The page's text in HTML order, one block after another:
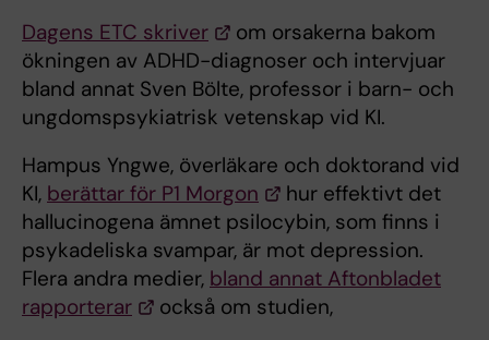
Dagens ETC skriver
om orsakerna bakom
ökningen av ADHD-diagnoser och intervjuar
bland annat Sven Bölte, professor i barn- och
ungdomspsykiatrisk vetenskap vid KI.
Hampus Yngwe, överläkare och doktorand vid
KI, berättar för P1 Morgon
hur effektivt det
hallucinogena ämnet psilocybin, som finns i
psykadeliska svampar, är mot depression.
Flera andra medier, bland annat Aftonbladet
rapporterar
också om studien,